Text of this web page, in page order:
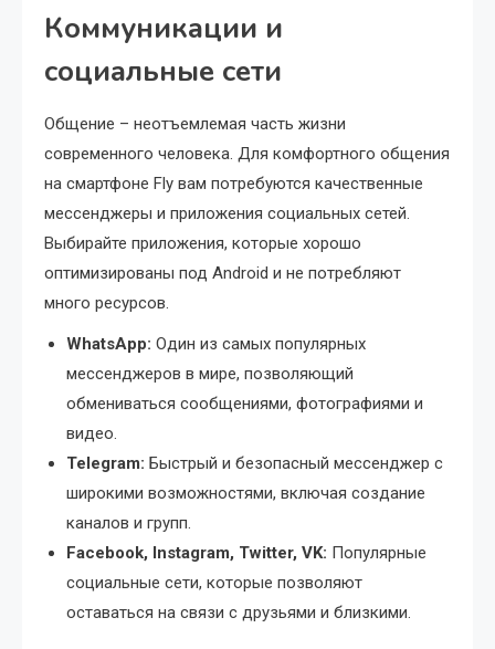
Коммуникации и
социальные сети
Общение – неотъемлемая часть жизни
современного человека. Для комфортного общения
на смартфоне Fly вам потребуются качественные
мессенджеры и приложения социальных сетей.
Выбирайте приложения, которые хорошо
оптимизированы под Android и не потребляют
много ресурсов.
WhatsApp: Один из самых популярных
мессенджеров в мире, позволяющий
обмениваться сообщениями, фотографиями и
видео.
Telegram: Быстрый и безопасный мессенджер с
широкими возможностями, включая создание
каналов и групп.
Facebook, Instagram, Twitter, VK: Популярные
социальные сети, которые позволяют
оставаться на связи с друзьями и близкими.